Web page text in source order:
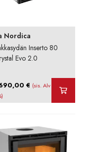
Nordica
Inserto 80
Evo 2.0
€ (sis. Alv